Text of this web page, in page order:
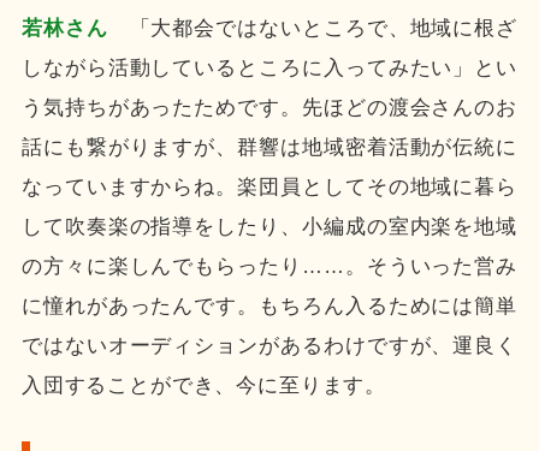
若林さん 「大都会ではないところで、地域に根ざ
しながら活動しているところに入ってみたい」とい
う気持ちがあったためです。先ほどの渡会さんのお
話にも繋がりますが、群響は地域密着活動が伝統に
なっていますからね。楽団員としてその地域に暮ら
して吹奏楽の指導をしたり、小編成の室内楽を地域
の方々に楽しんでもらったり……。そういった営み
に憧れがあったんです。もちろん入るためには簡単
ではないオーディションがあるわけですが、運良く
入団することができ、今に至ります。